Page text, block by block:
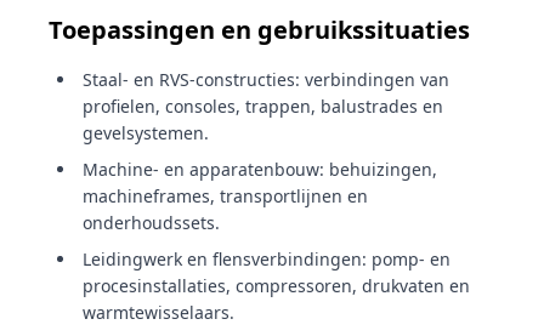
Toepassingen en gebruikssituaties
Staal- en RVS-constructies: verbindingen van
profielen, consoles, trappen, balustrades en
gevelsystemen.
Machine- en apparatenbouw: behuizingen,
machineframes, transportlijnen en
onderhoudssets.
Leidingwerk en flensverbindingen: pomp- en
procesinstallaties, compressoren, drukvaten en
warmtewisselaars.